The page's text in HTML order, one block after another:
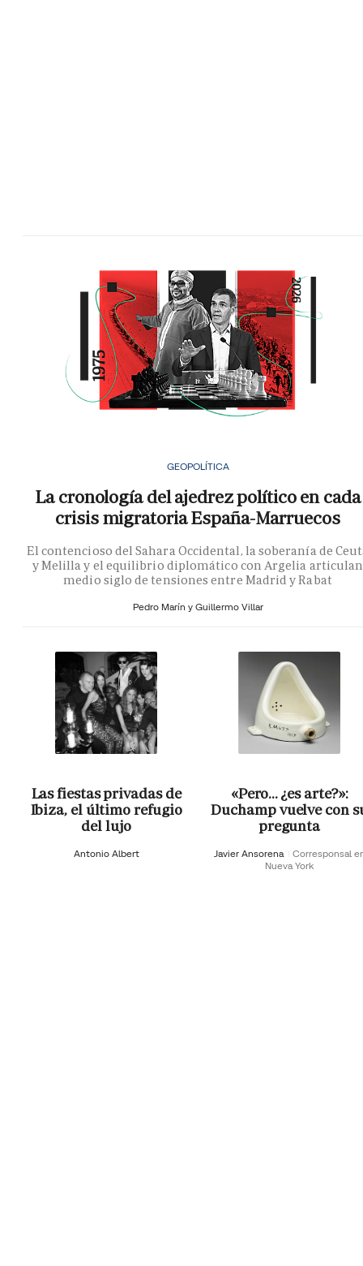
GEOPOLÍTICA
La cronología del ajedrez político en cada
crisis migratoria España-Marruecos
El contencioso del Sahara Occidental, la soberanía de
y Melilla y el equilibrio diplomático con Argelia articulan
medio siglo de tensiones entre Madrid y Rabat
Pedro Marín y Guillermo Villar
Las fiestas privadas de
Ibiza, el último refugio
del lujo
Antonio Albert
«Pero… ¿es arte?»:
Duchamp vuelve con
pregunta
Javier Ansorena
Corresponsal
Nueva York